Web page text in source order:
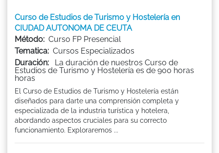
Curso de Estudios de Turismo y Hostelería en
CIUDAD AUTONOMA DE CEUTA
Método: Curso FP Presencial
Tematica: Cursos Especializados
Duración:
La duración de nuestros Curso de
Estudios de Turismo y Hostelería es de 900 horas
horas
El Curso de Estudios de Turismo y Hostelería están
diseñados para darte una comprensión completa y
especializada de la industria turística y hotelera,
abordando aspectos cruciales para su correcto
funcionamiento. Exploraremos ...